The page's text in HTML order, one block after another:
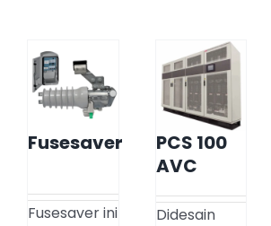
Fusesaver
Fusesaver ini
PCS 100
AVC
Didesain